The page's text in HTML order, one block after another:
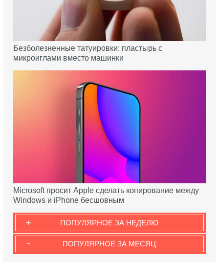
Безболезненные татуировки: пластырь с
микроиглами вместо машинки
Microsoft просит Apple сделать копирование между
Windows и iPhone бесшовным
ПОПУЛЯРНОЕ ЗА НЕДЕЛЮ
+
ПОПУЛЯРНОЕ ЗА МЕСЯЦ
-